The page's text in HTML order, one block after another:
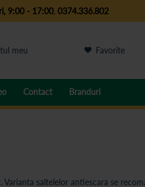
9:00 - 17:00, 0374.336.802
meu Favorite
Contact Branduri
saltelelor antiescara se